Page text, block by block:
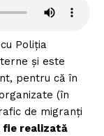
Poliția
și este
pentru că în
(în
de migranți
fie realizată